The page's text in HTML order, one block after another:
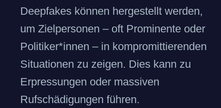
Deepfakes können hergestellt werden,
um Zielpersonen – oft Prominente oder
Politiker*innen – in kompromittierenden
Situationen zu zeigen. Dies kann zu
Erpressungen oder massiven
Rufschädigungen führen.